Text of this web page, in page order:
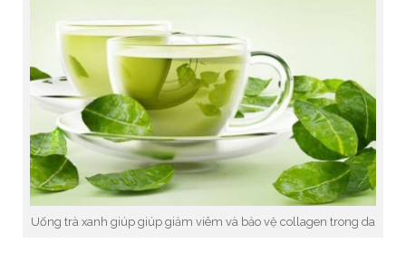
Uống trà xanh giúp giúp giảm viêm và bảo vệ collagen trong da